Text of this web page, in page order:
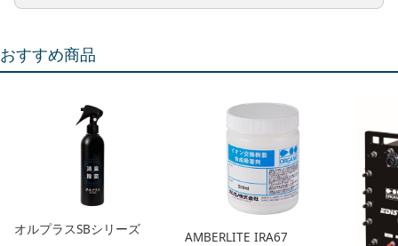
おすすめ商品
オルプラスSBシリーズ AMBERLITE IRA67